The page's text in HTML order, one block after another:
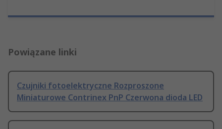
Powiązane linki
Czujniki fotoelektryczne Rozproszone
Miniaturowe Contrinex PnP Czerwona dioda LED